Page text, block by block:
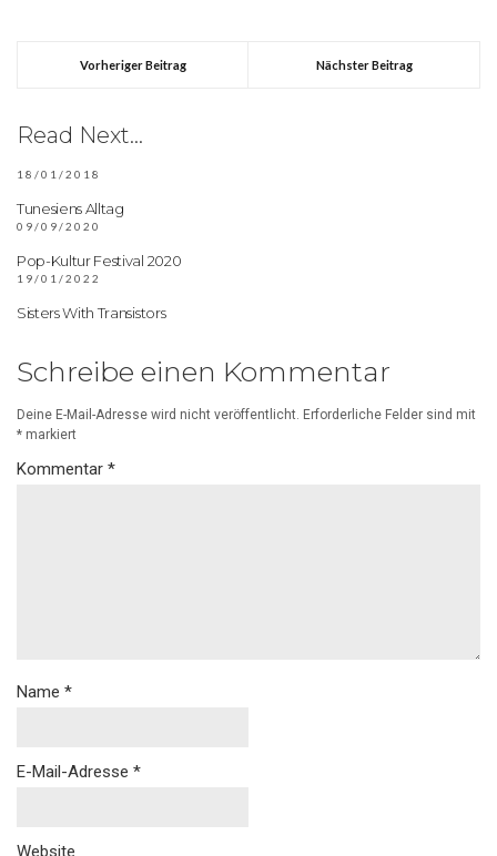
Vorheriger Beitrag Nächster Beitrag
Read Next...
18/01/2018
Tunesiens Alltag
09/09/2020
Pop-Kultur Festival 2020
19/01/2022
Sisters With Transistors
Schreibe einen Kommentar
Deine E-Mail-Adresse wird nicht veröffentlicht. Erforderliche Felder sind mit
* markiert
Kommentar *
Name *
E-Mail-Adresse *
Website